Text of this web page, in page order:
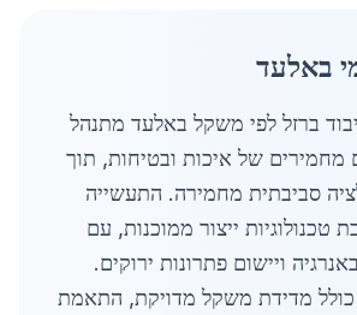
באלעד
ברזל לפי משקל באלעד מתנהל
של איכות ובטיחות, תוך
סביבתית מחמירה. התעשייה
טכנולוגיות ייצור ממוכנות, עם
ויישום פתרונות ירוקים.
כולל מדידת משקל מדויקת, התאמת